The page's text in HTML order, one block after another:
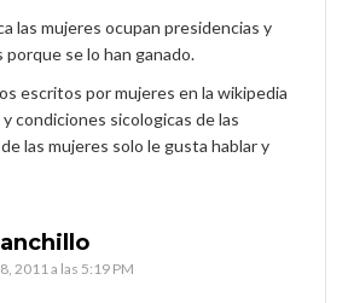
las mujeres ocupan presidencias y
se lo han ganado.
escritos por mujeres en la wikipedia
condiciones sicologicas de las
las mujeres solo le gusta hablar y
2011 a las 5:19 PM